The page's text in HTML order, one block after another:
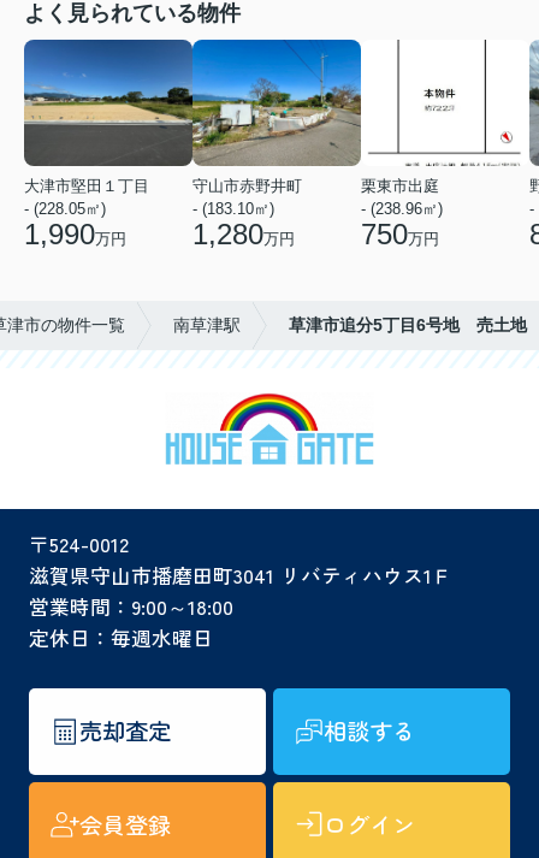
よく見られている物件
大津市堅田１丁目
- (228.05㎡)
1,990万円
守山市赤野井町
- (183.10㎡)
1,280万円
栗東市出庭
- (238.96㎡)
750万円
-
津市の物件一覧 南草津駅 草津市追分5丁目6号地 売土地
〒524-0012
滋賀県守山市播磨田町3041 リバティハウス1Ｆ
営業時間：9:00～18:00
定休日：毎週水曜日
売却査定 相談する
会員登録 ログイン